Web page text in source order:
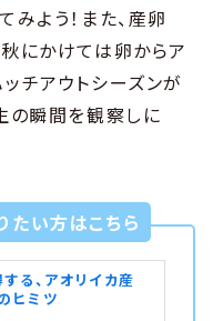
みよう！また、産卵
にかけては卵からア
チアウトシーズンが
の瞬間を観察しに
たい方はこちら
る、アオリイカ産
ヒミツ